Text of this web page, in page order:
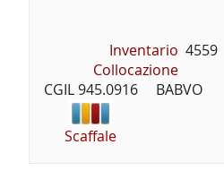
Inventario 4559
Collocazione
CGIL 945.0916     BABVO
Scaffale